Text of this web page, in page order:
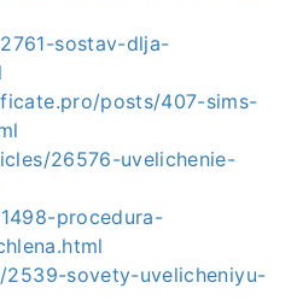
sostav-dlja-
posts/407-sims-
26576-uvelichenie-
procedura-
sovety-uvelicheniyu-